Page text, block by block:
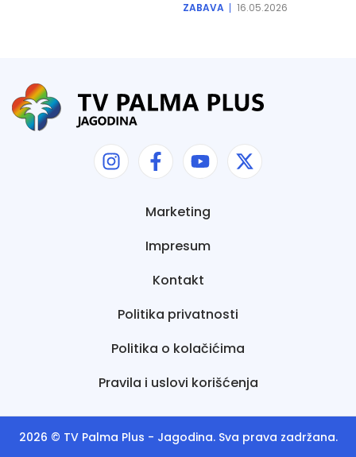
ZABAVA 16.05.2026
Marketing
Impresum
Kontakt
Politika privatnosti
Politika o kolačićima
Pravila i uslovi korišćenja
2026 © TV Palma Plus - Jagodina. Sva prava zadržana.